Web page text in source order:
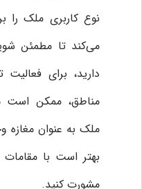
نوع کاربری ملک را
می‌کند تا مطمئن
دارید، برای
مناطق، ممکن است
ملک به عنوان مغازه
بهتر است با
مشورت کنید.